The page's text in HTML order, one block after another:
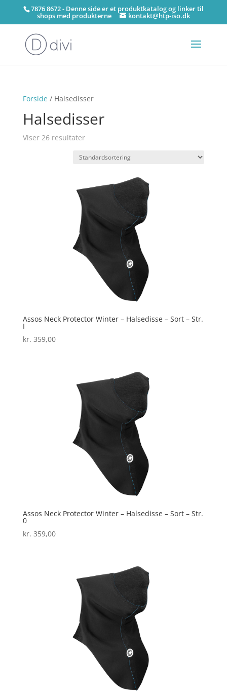
7876 8672 - Denne side er et produktkatalog og linker til
shops med produkterne kontakt@htp-iso.dk
Forside/ Halsedisser
Halsedisser
Viser 26 resultater
Assos Neck Protector Winter – Halsedisse – Sort – Str.
I
kr. 359,00
Assos Neck Protector Winter – Halsedisse – Sort – Str.
0
kr. 359,00